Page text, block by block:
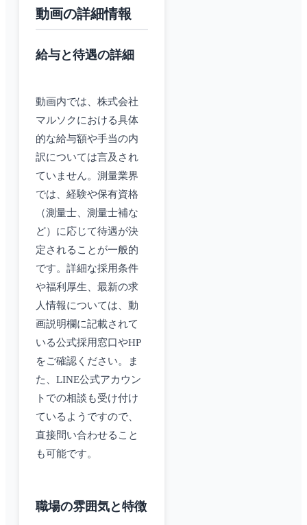
動画の詳細情報
給与と待遇の詳細
動画内では、株式会社
マルソクにおける具体
的な給与額や手当の内
訳については言及され
ていません。測量業界
では、経験や保有資格
（測量士、測量士補な
ど）に応じて待遇が決
定されることが一般的
です。詳細な採用条件
や福利厚生、最新の求
人情報については、動
画説明欄に記載されて
いる公式採用窓口やHP
をご確認ください。ま
た、LINE公式アカウン
トでの相談も受け付け
ているようですので、
直接問い合わせること
も可能です。
職場の雰囲気と特徴